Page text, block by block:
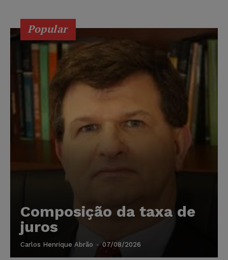
Popular
Composição da taxa de
juros
Carlos Henrique Abrão - 07/08/2026